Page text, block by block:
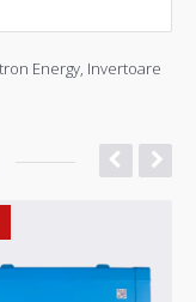
Energy, Invertoare